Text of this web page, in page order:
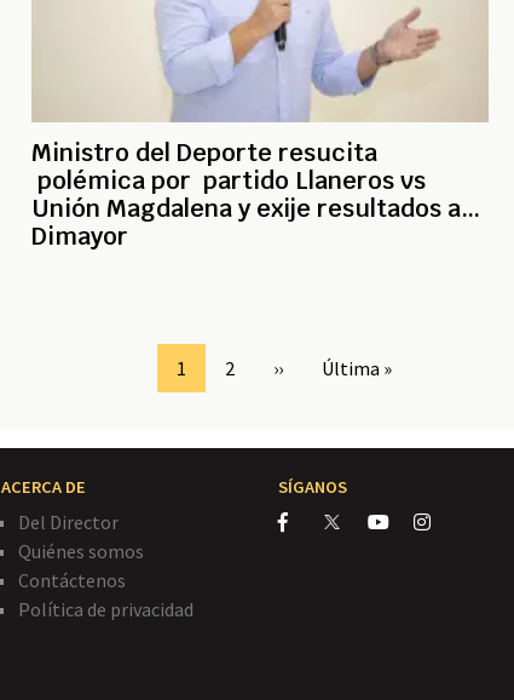
Ministro del Deporte resucita
polémica por partido Llaneros vs
Unión Magdalena y exije resultados a
Dimayor
Page
1 Page
2
Siguiente
››
Última
Última »
ACERCA DE
Del Director
Quiénes somos
Contáctenos
Política de privacidad
SÍGANOS